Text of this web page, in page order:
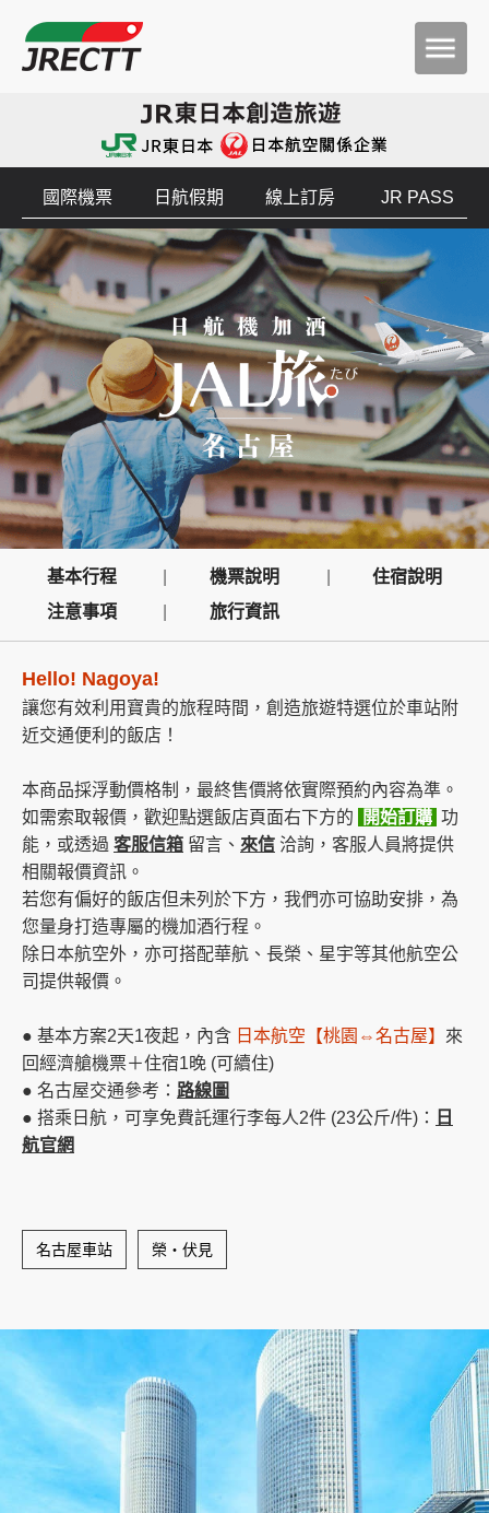
創造旅遊
國際機票 日航假期 線上訂房 JR PASS
基本行程 機票說明
住宿說明
注意事項
旅行資訊
Hello! Nagoya!
讓您有效利用寶貴的旅程時間，創造旅遊特選位於車站附
近交通便利的飯店！
本商品採浮動價格制，最終售價將依實際預約內容為準。
如需索取報價，歡迎點選飯店頁面右下方的
開始訂購 功
能，或透過 客服信箱 留言、 來信 洽詢，客服人員將提供
相關報價資訊。
若您有偏好的飯店但未列於下方，我們亦可協助安排，為
您量身打造專屬的機加酒行程。
除日本航空外，亦可搭配華航、長榮、星宇等其他航空公
司提供報價。
● 基本方案2天1夜起，內含 日本航空【桃園⇔名古屋】 來
回經濟艙機票＋住宿1晚 (可續住)
● 名古屋交通參考： 路線圖
● 搭乘日航，可享免費託運行李每人2件 (23公斤/件)：
日
航官網
名古屋車站 榮・伏見